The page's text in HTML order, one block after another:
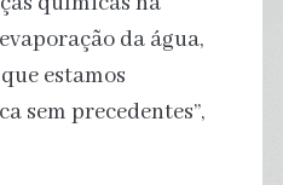
da água,
estamos
sem precedentes”,